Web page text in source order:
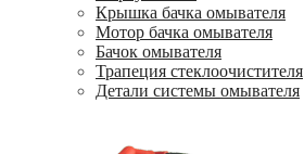
Крышка бачка омывателя
Мотор бачка омывателя
Бачок омывателя
Трапеция стеклоочистителя
Детали системы омывателя